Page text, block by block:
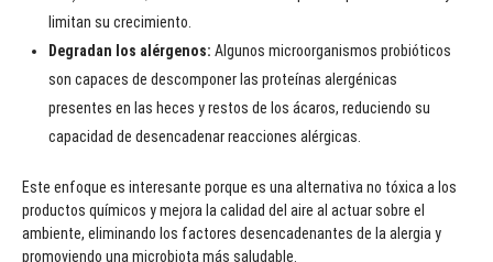
limitan su crecimiento.
Degradan los alérgenos: Algunos microorganismos probióticos
son capaces de descomponer las proteínas alergénicas
presentes en las heces y restos de los ácaros, reduciendo su
capacidad de desencadenar reacciones alérgicas.
Este enfoque es interesante porque es una alternativa no tóxica a los
productos químicos y mejora la calidad del aire al actuar sobre el
ambiente, eliminando los factores desencadenantes de la alergia y
promoviendo una microbiota más saludable.